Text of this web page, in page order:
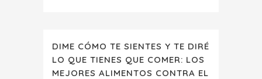
DIME CÓMO TE SIENTES Y TE DIRÉ
LO QUE TIENES QUE COMER: LOS
MEJORES ALIMENTOS CONTRA EL